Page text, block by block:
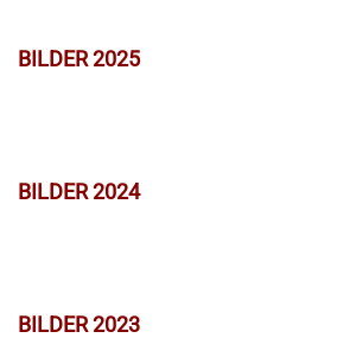
BILDER 2025
BILDER 2024
BILDER 2023